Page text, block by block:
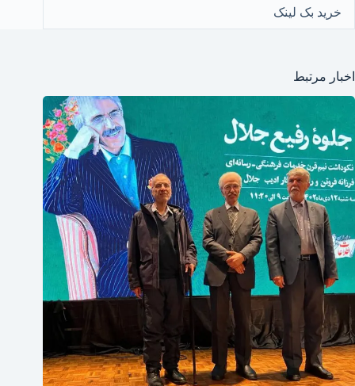
خرید بک لینک
اخبار مرتبط